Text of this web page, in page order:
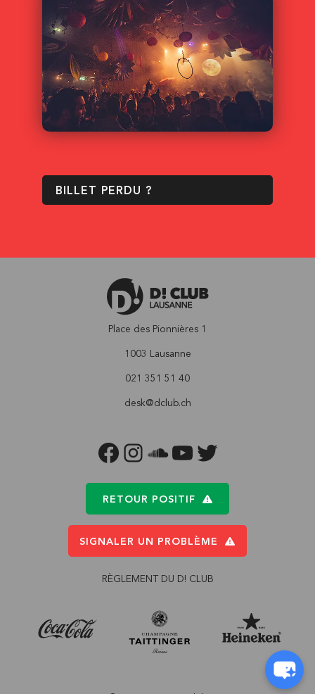
BILLET PERDU ?
Place des Pionnières 1
1003 Lausanne
021 351 51 40
desk@dclub.ch
FACEBOOKINSTAGRAM
SOUNDCLOUD
YOUTUBETWITTER
RETOUR POSITIF
SIGNALER UN PROBLÈME
RÈGLEMENT DU D! CLUB